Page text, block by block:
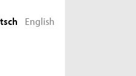
English